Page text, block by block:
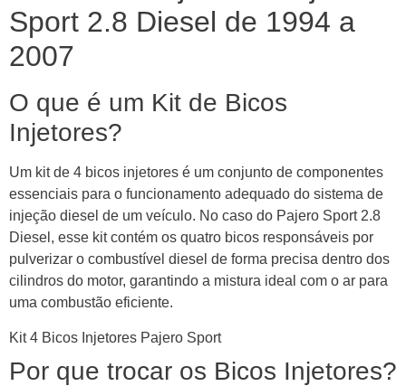
Sport 2.8 Diesel de 1994 a
2007
O que é um Kit de Bicos
Injetores?
Um kit de 4 bicos injetores é um conjunto de componentes
essenciais para o funcionamento adequado do sistema de
injeção diesel de um veículo. No caso do Pajero Sport 2.8
Diesel, esse kit contém os quatro bicos responsáveis por
pulverizar o combustível diesel de forma precisa dentro dos
cilindros do motor, garantindo a mistura ideal com o ar para
uma combustão eficiente.
Kit 4 Bicos Injetores Pajero Sport
Por que trocar os Bicos Injetores?